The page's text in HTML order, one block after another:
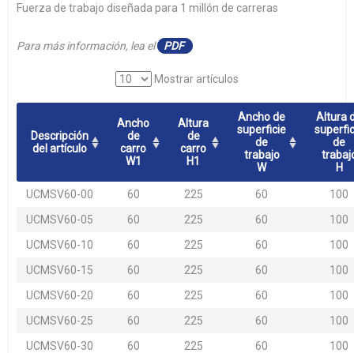
Fuerza de trabajo diseñada para 1 millón de carreras
Para más información, lea el PDF
Mostrar artículos
Descripción
del artículo
Ancho
de
carro
W1
Altura
de
carro
H1
Ancho de
superficie
de
trabajo
W
Altura
de
H
UCMSV60-00 60 225 60
100
UCMSV60-05
60 225 60
100
UCMSV60-10
60 225 60
100
UCMSV60-15
60 225 60
100
UCMSV60-20
60 225 60
100
UCMSV60-25
60 225 60
100
UCMSV60-30
60 225 60
100